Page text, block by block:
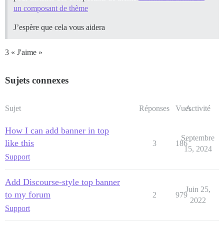
un composant de thème
J’espère que cela vous aidera
3 « J'aime »
Sujets connexes
Sujet Réponses VuesActivité
How I can add banner in top
like this
Support
3 186
Septembre
15, 2024
Add Discourse-style top banner
to my forum
Support
2 979
Juin 25,
2022